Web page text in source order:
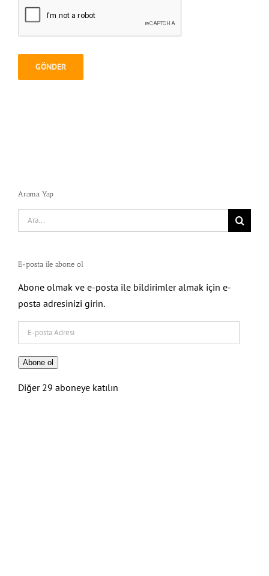
Arama Yap
Search
for:
E-posta ile abone ol
Abone olmak ve e-posta ile bildirimler almak için e-
posta adresinizi girin.
posta
Adresi
Abone ol
Diğer 29 aboneye katılın